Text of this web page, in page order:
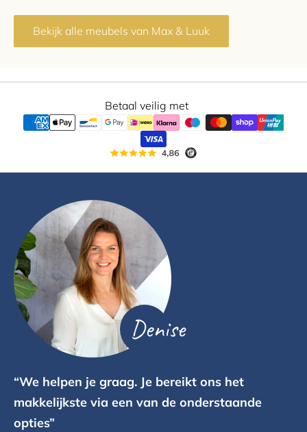
Bekijk alle meubels van Max & Luuk
Betaal veilig met
Denise
“We helpen je graag. Je bereikt ons het
makkelijkste via een van de onderstaande
opties”